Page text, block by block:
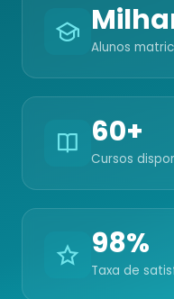
Alunos
60+
Cursos
98%
Taxa de